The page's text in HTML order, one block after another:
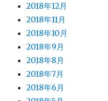
2018年12月
2018年11月
2018年10月
2018年9月
2018年8月
2018年7月
2018年6月